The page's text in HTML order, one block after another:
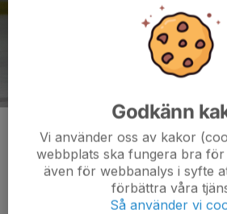
Kommentarer
Godkänn
Vi använder oss av kakor
webbplats ska fungera bra för
även för webbanalys i syfte
förbättra våra
Så använder vi